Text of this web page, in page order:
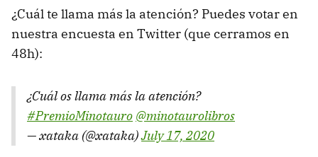
¿Cuál te llama más la atención? Puedes votar en
nuestra encuesta en Twitter (que cerramos en
48h):
¿Cuál os llama más la atención?
#PremioMinotauro @minotaurolibros
— xataka (@xataka)July 17, 2020